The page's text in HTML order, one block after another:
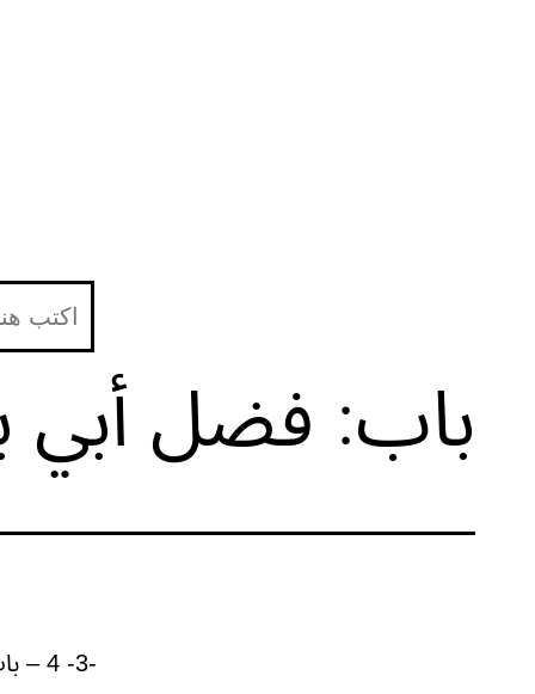
باب: فضل أبي
-3- 4 – باب: فضل أبي بكر بعد النبي ﷺ .